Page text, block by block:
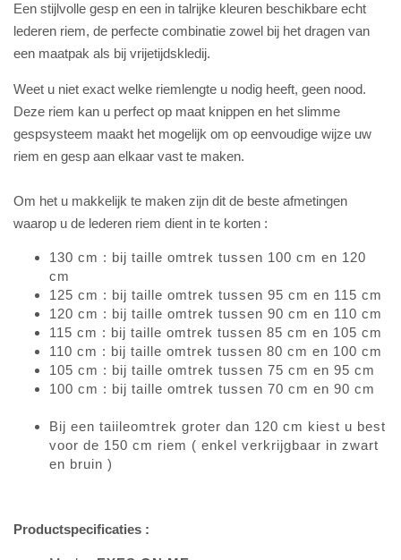
Een stijlvolle gesp en een in talrijke kleuren beschikbare echt
lederen riem, de perfecte combinatie zowel bij het dragen van
een maatpak als bij vrijetijdskledij.
Weet u niet exact welke riemlengte u nodig heeft, geen nood.
Deze riem kan u perfect op maat knippen en het slimme
gespsysteem maakt het mogelijk om op eenvoudige wijze uw
riem en gesp aan elkaar vast te maken.
Om het u makkelijk te maken zijn dit de beste afmetingen
waarop u de lederen riem dient in te korten :
130 cm : bij taille omtrek tussen 100 cm en 120
cm
125 cm : bij taille omtrek tussen 95 cm en 115 cm
120 cm : bij taille omtrek tussen 90 cm en 110 cm
115 cm : bij taille omtrek tussen 85 cm en 105 cm
110 cm : bij taille omtrek tussen 80 cm en 100 cm
105 cm : bij taille omtrek tussen 75 cm en 95 cm
100 cm : bij taille omtrek tussen 70 cm en 90 cm
Bij een taiileomtrek groter dan 120 cm kiest u best
voor de 150 cm riem ( enkel verkrijgbaar in zwart
en bruin )
Productspecificaties :